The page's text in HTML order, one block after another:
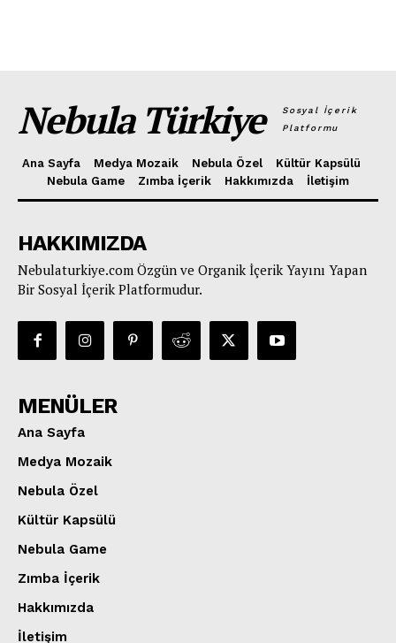
Nebula Türkiye
Sosyal İçerik
Platformu
Ana Sayfa Medya Mozaik Nebula Özel
Kültür Kapsülü
Nebula Game
Zımba İçerik Hakkımızda İletişim
HAKKIMIZDA
Nebulaturkiye.com Özgün ve Organik İçerik Yayını Yapan
Bir Sosyal İçerik Platformudur.
MENÜLER
Ana Sayfa
Medya Mozaik
Nebula Özel
Kültür Kapsülü
Nebula Game
Zımba İçerik
Hakkımızda
İletişim